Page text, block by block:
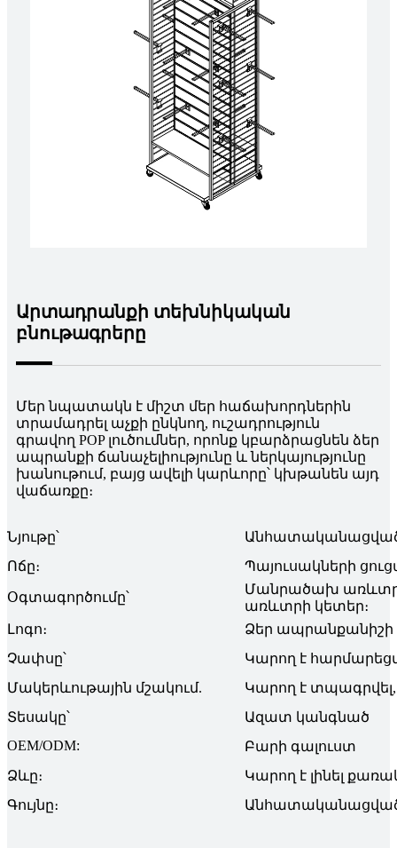
Արտադրանքի տեխնիկական
բնութագրերը
Մեր նպատակն է միշտ մեր հաճախորդներին
տրամադրել աչքի ընկնող, ուշադրություն
գրավող POP լուծումներ, որոնք կբարձրացնեն ձեր
ապրանքի ճանաչելիությունը և ներկայությունը
խանութում, բայց ավելի կարևորը՝ կխթանեն այդ
վաճառքը։
Նյութը՝
Ոճը։
Պայուսակների
Օգտագործումը՝
Մանրածախ
առևտրի կետեր։
Լոգո։
Ձեր ապրանքանիշի
Չափսը՝
Կարող է
Մակերևութային մշակում.
Կարող է
Տեսակը՝
Ազատ կանգնած
OEM/ODM:
Բարի գալուստ
Ձևը։
Կարող է լինել
Գույնը։
Անհատականացված